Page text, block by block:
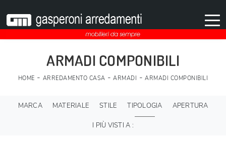
ARMADI COMPONIBILI
HOME - ARREDAMENTO CASA -ARMADI -ARMADI COMPONIBILI
MARCA MATERIALE STILE TIPOLOGIA APERTURA
I PIÙ VISTI A :